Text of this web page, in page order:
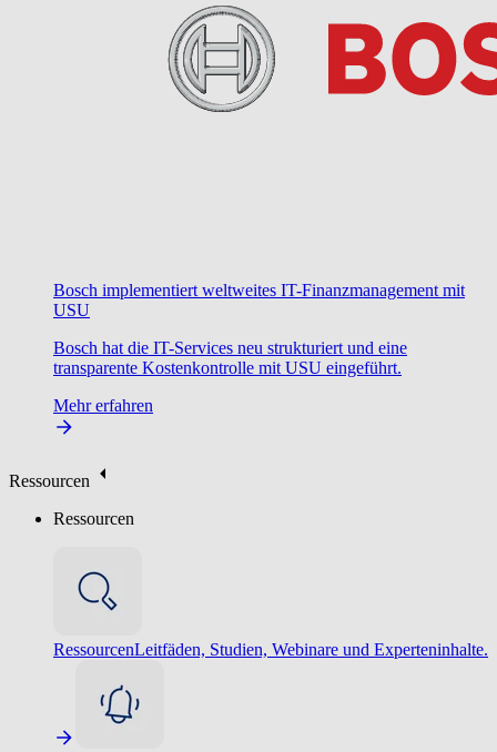
Bosch implementiert weltweites IT-Finanzmanagement mit
USU
Bosch hat die IT-Services neu strukturiert und eine
transparente Kostenkontrolle mit USU eingeführt.
Mehr erfahren
Ressourcen
Ressourcen
RessourcenLeitfäden, Studien, Webinare und Experteninhalte.